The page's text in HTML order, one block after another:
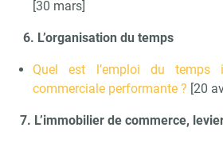
[30 mars]
6. L’organisation du temps
Quel est l’emploi du temps
commerciale performante ? [20
7. L’immobilier de commerce,